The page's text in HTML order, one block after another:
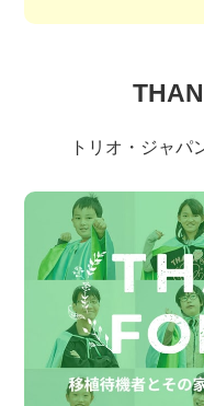
トリオ・ジャパ